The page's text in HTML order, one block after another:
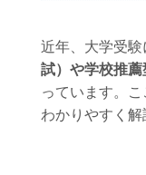
近年、大学受験
試）や学校推
っています。
わかりやすく解